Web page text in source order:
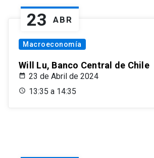
23 ABR
Macroeconomía
Will Lu, Banco Central de Chile
23 de Abril de 2024
13:35 a 14:35